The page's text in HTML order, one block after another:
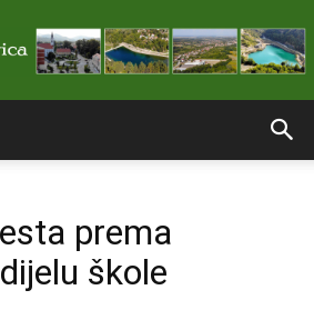
stranice
prema
škole